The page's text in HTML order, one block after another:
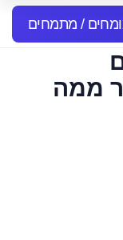
/ מתמחים
ממה